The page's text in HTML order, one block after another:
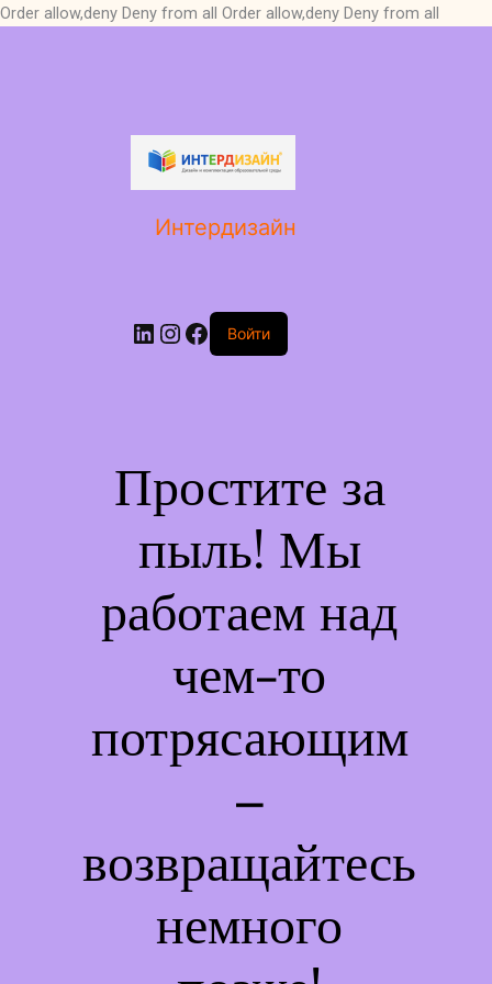
Order allow,deny Deny from all Order allow,deny Deny from all
Интердизайн
LinkedIn
Instagram
Facebook
Войти
Простите за
пыль! Мы
работаем над
чем-то
потрясающим
–
возвращайтесь
немного